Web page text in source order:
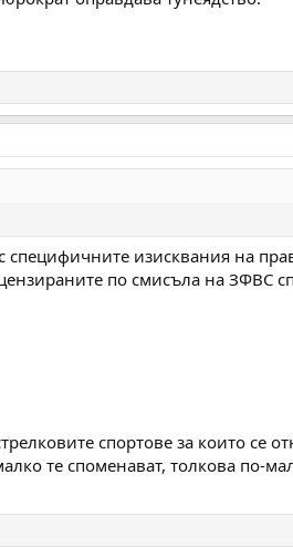
специфичните изисквания на
по смисъла на ЗФВС
спортове за които се
те споменават, толкова по-